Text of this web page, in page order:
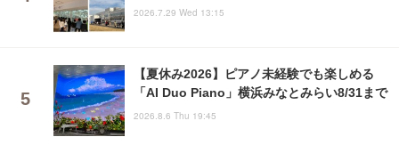
2026.7.29 Wed 13:15
【夏休み2026】ピアノ未経験でも楽しめる
「AI Duo Piano」横浜みなとみらい8/31まで
2026.8.6 Thu 19:45